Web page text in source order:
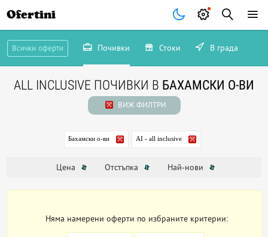
Ofertini
Всички оферти Почивки Стоки В града
ALL INCLUSIVE ПОЧИВКИ В БАХАМСКИ О-ВИ
ВИЖ ФИЛТРИ
Бахамски о-ви AI - all inclusive
Цена Отстъпка Най-нови
Няма намерени оферти по избраните критерии: